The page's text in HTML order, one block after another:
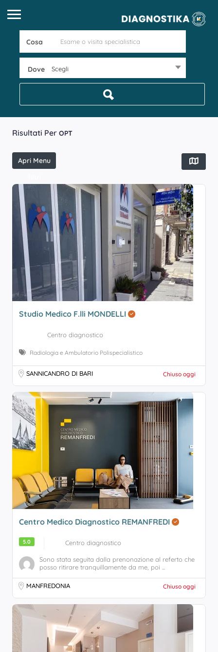
Cosa
Dove Scegli
Risultati Per OPT
Apri Menu
Studio Medico F.lli MONDELLI
Centro diagnostico
Radiologia e Ambulatorio Polispecialistico
SANNICANDRO DI BARI Chiuso oggi
Centro Medico Diagnostico REMANFREDI
5.0 Centro diagnostico
Sono stata seguita dalla prenonazione al referto che
posso ritirare tranquillamente da me, poi ...
MANFREDONIA Chiuso oggi